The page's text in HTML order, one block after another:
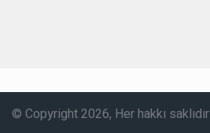
© Copyright 2026, Her hakkı saklıdır